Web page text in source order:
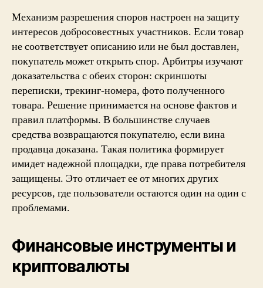
Механизм разрешения споров настроен на защиту
интересов добросовестных участников. Если товар
не соответствует описанию или не был доставлен,
покупатель может открыть спор. Арбитры изучают
доказательства с обеих сторон: скриншоты
переписки, трекинг-номера, фото полученного
товара. Решение принимается на основе фактов и
правил платформы. В большинстве случаев
средства возвращаются покупателю, если вина
продавца доказана. Такая политика формирует
имидет надежной площадки, где права потребителя
защищены. Это отличает ее от многих других
ресурсов, где пользователи остаются один на один с
проблемами.
Финансовые инструменты и
криптовалюты